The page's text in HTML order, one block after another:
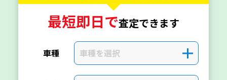
最短即日で査定できます
車種 車種を選択 ＋